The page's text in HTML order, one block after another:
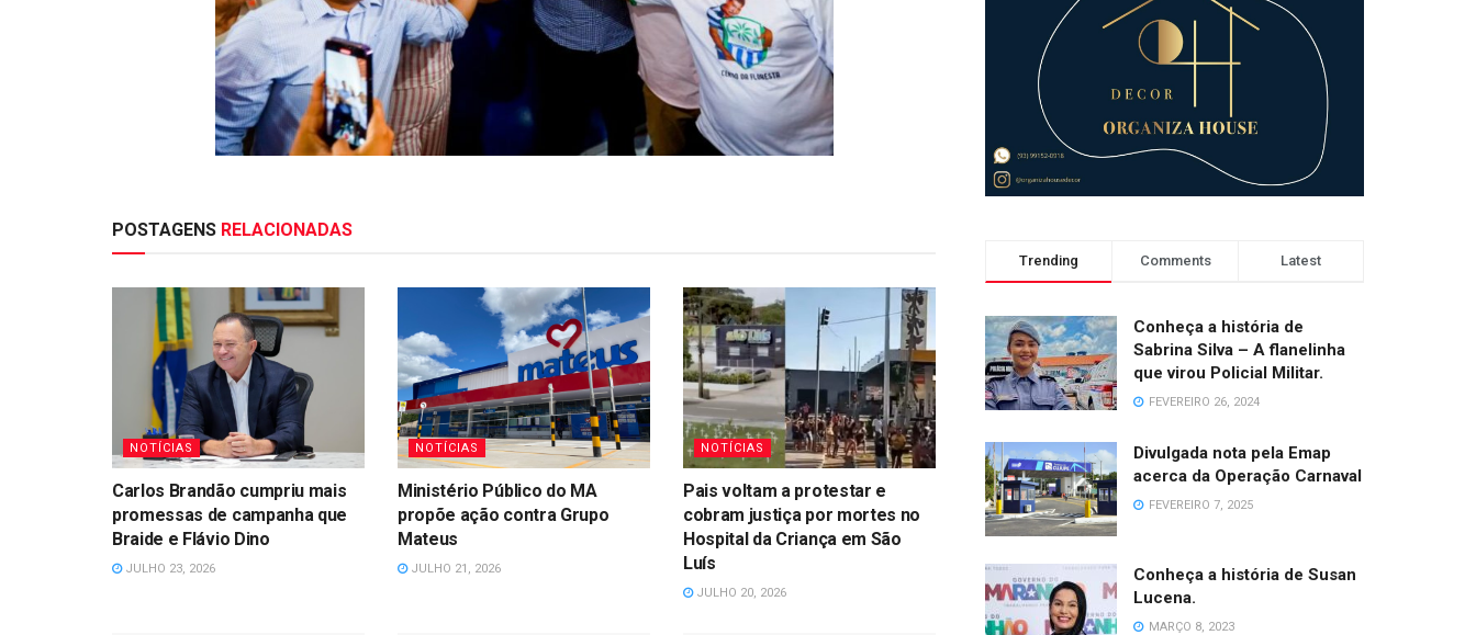
POSTAGENS RELACIONADAS
NOTÍCIAS
Carlos Brandão cumpriu mais
promessas de campanha que
Braide e Flávio Dino
JULHO 23, 2026
NOTÍCIAS
Ministério Público do MA
propõe ação contra Grupo
Mateus
JULHO 21, 2026
NOTÍCIAS
Pais voltam a protestar e
cobram justiça por mortes no
Hospital da Criança em São
Luís
JULHO 20, 2026
Trending Comments Latest
Conheça a história de
Sabrina Silva – A flanelinha
que virou Policial Militar.
FEVEREIRO 26, 2024
Divulgada nota pela Emap
acerca da Operação Carnaval
FEVEREIRO 7, 2025
Conheça a história de Susan
Lucena.
MARÇO 8, 2023